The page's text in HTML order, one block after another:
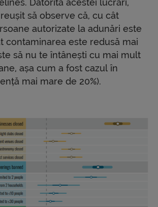
Datorită acestei lucrări,
să observe că, cu cât
autorizate la adunări este
contaminarea este redusă mai
să nu te întânești cu mai mult
așa cum a fost cazul în
mai mare de 20%).